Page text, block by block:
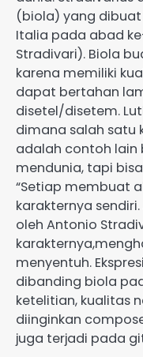
(biola) yang
Italia pada abad
Stradivari). Biola
karena memiliki
dapat bertahan
disetel/disetem.
dimana salah satu
adalah contoh lain
mendunia, tapi
“Setiap membuat
karakternya
oleh Antonio
menyentuh.
dibanding biola
ketelitian, kualitas
diinginkan
juga terjadi pada